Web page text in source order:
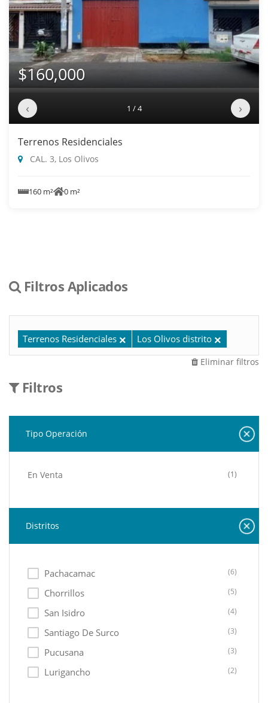
$160,000
‹ 1 / 4 ›
Terrenos Residenciales
CAL. 3, Los Olivos
160 m² 0 m²
Filtros Aplicados
Terrenos Residenciales Los Olivos distrito
Eliminar filtros
Filtros
Tipo Operación
En Venta (1)
Distritos
Pachacamac (6)
Chorrillos (5)
San Isidro (4)
Santiago De Surco (3)
Pucusana (3)
Lurigancho (2)